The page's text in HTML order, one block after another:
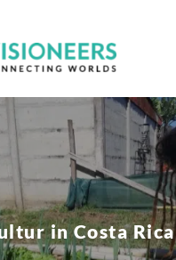
in Costa Rica